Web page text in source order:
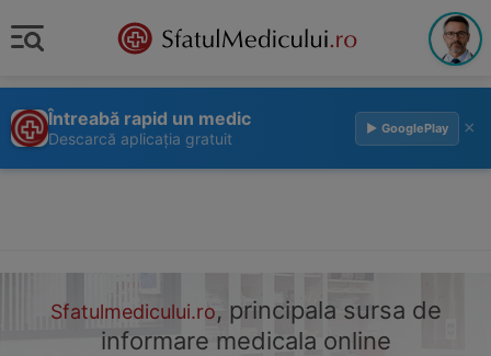
Întreabă rapid un medic
Descarcă aplicația gratuit
▶ GooglePlay ×
Sfatulmedicului.ro, principala sursa de
informare medicala online